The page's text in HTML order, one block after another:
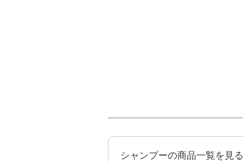
シャンプーの商品一覧を見る